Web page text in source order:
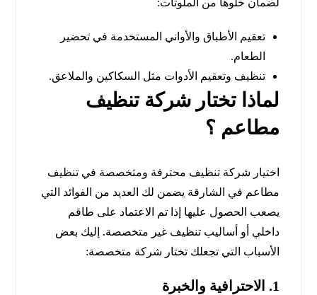
لضمان خلوها من الملوثات:
تعقيم الأطباق والأواني المستخدمة في تحضير
الطعام.
تنظيف وتعقيم الأدوات مثل السكاكين والملاعق.
لماذا تختار شركة تنظيف
مطاعم ؟
اختيار شركة تنظيف محترفة ومتخصصة في تنظيف
مطاعم في الشارقة يضمن لك العديد من الفوائد التي
يصعب الحصول عليها إذا تم الاعتماد على طاقم
داخلي أو أساليب تنظيف غير متخصصة. إليك بعض
الأسباب التي تجعلك تختار شركة متخصصة:
1. الاحترافية والخبرة